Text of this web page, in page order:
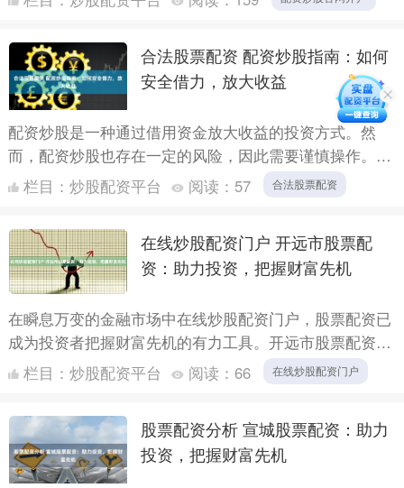
* **....
合法股票配资 配资炒股指南：如何
安全借力，放大收益
配资炒股是一种通过借用资金放大收益的投资方式。然
而，配资炒股也存在一定的风险，因此需要谨慎操作。 **
如何安全配资炒股？** * **选择正规平台：**选择有资....
栏目： 炒股配资平台 阅读： 57 合法股票配资
在线炒股配资门户 开远市股票配
资：助力投资，把握财富先机
在瞬息万变的金融市场中在线炒股配资门户，股票配资已
成为投资者把握财富先机的有力工具。开远市股票配资凭
借其专业服务和灵活方案，为投资者提供了便捷的投资渠
道。 在信....
栏目： 炒股配资平台 阅读： 66 在线炒股配资门户
股票配资分析 宣城股票配资：助力
投资，把握财富先机